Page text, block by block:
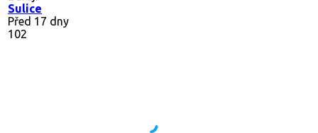
Sulice
Před 17 dny
102